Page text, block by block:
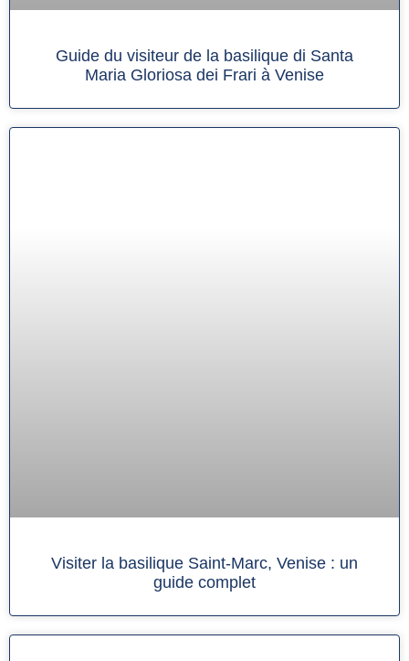
Guide du visiteur de la basilique di Santa
Maria Gloriosa dei Frari à Venise
Visiter la basilique Saint-Marc, Venise : un
guide complet